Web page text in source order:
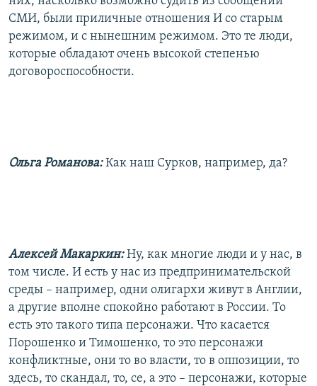
СМИ, были приличные отношения И со старым
режимом, и с нынешним режимом. Это те люди,
которые обладают очень высокой степенью
договороспособности.
Ольга Романова: Как наш Сурков, например, да?
Алексей Макаркин: Ну, как многие люди и у нас, в
том числе. И есть у нас из предпринимательской
среды – например, одни олигархи живут в Англии,
а другие вполне спокойно работают в России. То
есть это такого типа персонажи. Что касается
Порошенко и Тимошенко, то это персонажи
конфликтные, они то во власти, то в оппозиции, то
здесь, то скандал, то, се, а это – персонажи, которые